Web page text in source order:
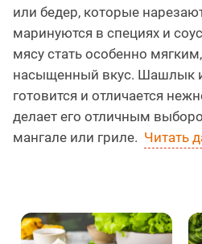
или бедер, которые
маринуются в специях и
мясу стать особенно
насыщенный вкус. Шашлык
готовится и отличается
делает его отличным
мангале или гриле. Читать